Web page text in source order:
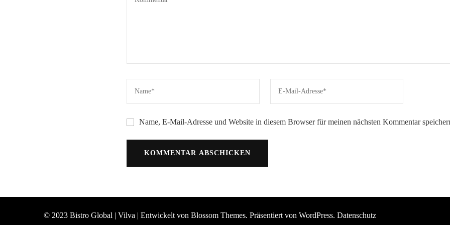
Name, E-Mail-Adresse und Website in diesem Browser für meinen nächsten Kommentar
© 2023 Bistro Global | Vilva | Entwickelt von Blossom Themes. Präsentiert von WordPress. Datenschutz